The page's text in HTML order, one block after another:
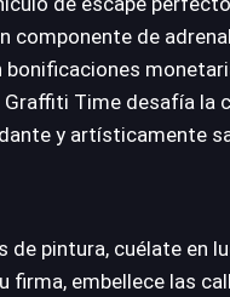
componente de
Time desafía la
y artísticamente
de pintura, cuélate en
firma, embellece las